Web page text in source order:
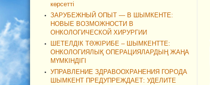
көрсетті
ЗАРУБЕЖНЫЙ ОПЫТ — В ШЫМКЕНТЕ:
НОВЫЕ ВОЗМОЖНОСТИ В
ОНКОЛОГИЧЕСКОЙ ХИРУРГИИ
ШЕТЕЛДІК ТӘЖІРИБЕ – ШЫМКЕНТТЕ:
ОНКОЛОГИЯЛЫҚ ОПЕРАЦИЯЛАРДЫҢ ЖАҢА
МҮМКІНДІГІ
УПРАВЛЕНИЕ ЗДРАВООХРАНЕНИЯ ГОРОДА
ШЫМКЕНТ ПРЕДУПРЕЖДАЕТ: УДЕЛИТЕ